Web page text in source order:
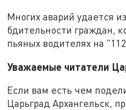
Многих аварий удается
бдительности граждан,
пьяных водителях на
Уважаемые читатели
Если вам есть чем
Царьград Архангельск,